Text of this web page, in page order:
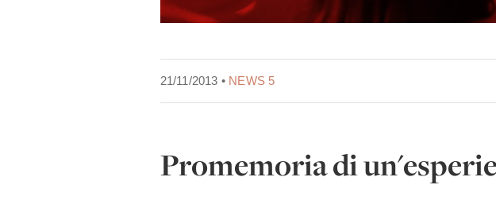
21/11/2013 • NEWS 5
Promemoria di